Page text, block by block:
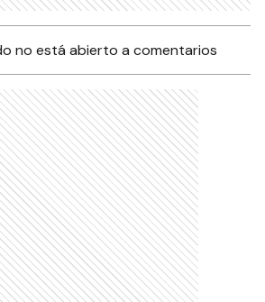
no está abierto a comentarios